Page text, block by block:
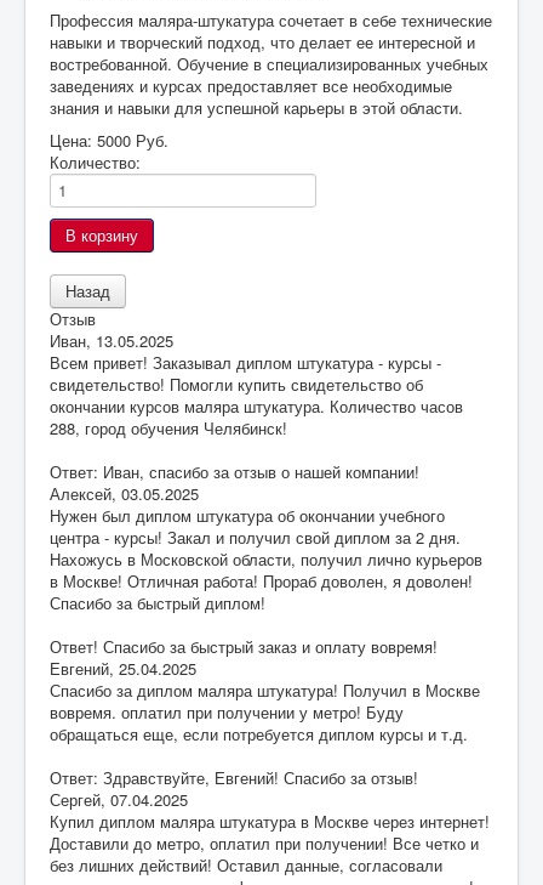
Профессия маляра-штукатура сочетает в себе технические
навыки и творческий подход, что делает ее интересной и
востребованной. Обучение в специализированных учебных
заведениях и курсах предоставляет все необходимые
знания и навыки для успешной карьеры в этой области.
Цена: 5000 Руб.
Количество:
Отзыв
Иван, 13.05.2025
Всем привет! Заказывал диплом штукатура - курсы -
свидетельство! Помогли купить свидетельство об
окончании курсов маляра штукатура. Количество часов
288, город обучения Челябинск!
Ответ: Иван, спасибо за отзыв о нашей компании!
Алексей, 03.05.2025
Нужен был диплом штукатура об окончании учебного
центра - курсы! Закал и получил свой диплом за 2 дня.
Нахожусь в Московской области, получил лично курьеров
в Москве! Отличная работа! Прораб доволен, я доволен!
Спасибо за быстрый диплом!
Ответ! Спасибо за быстрый заказ и оплату вовремя!
Евгений, 25.04.2025
Спасибо за диплом маляра штукатура! Получил в Москве
вовремя. оплатил при получении у метро! Буду
обращаться еще, если потребуется диплом курсы и т.д.
Ответ: Здравствуйте, Евгений! Спасибо за отзыв!
Сергей, 07.04.2025
Купил диплом маляра штукатура в Москве через интернет!
Доставили до метро, оплатил при получении! Все четко и
без лишних действий! Оставил данные, согласовали